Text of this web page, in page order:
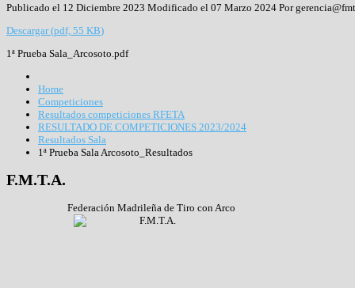
Publicado el 12 Diciembre 2023 Modificado el 07 Marzo 2024 Por
Descargar(pdf, 55 KB)
1ª Prueba Sala_Arcosoto.pdf
Home
Competiciones
Resultados competiciones RFETA
RESULTADO DE COMPETICIONES 2023/2024
Resultados Sala
1ª Prueba Sala Arcosoto_Resultados
F.M.T.A.
Federación Madrileña de Tiro con Arco